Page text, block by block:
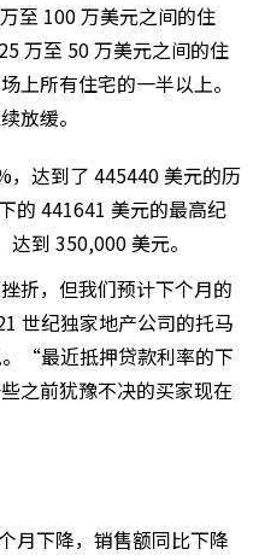
至 100 万美元之间的住
万至 50 万美元之间的住
上所有住宅的一半以上。
放缓。
，达到了 445440 美元的历
的 441641 美元的最高纪
到 350,000 美元。
折，但我们预计下个月的
世纪独家地产公司的托马
“最近抵押贷款利率的下
之前犹豫不决的买家现在
月下降，销售额同比下降